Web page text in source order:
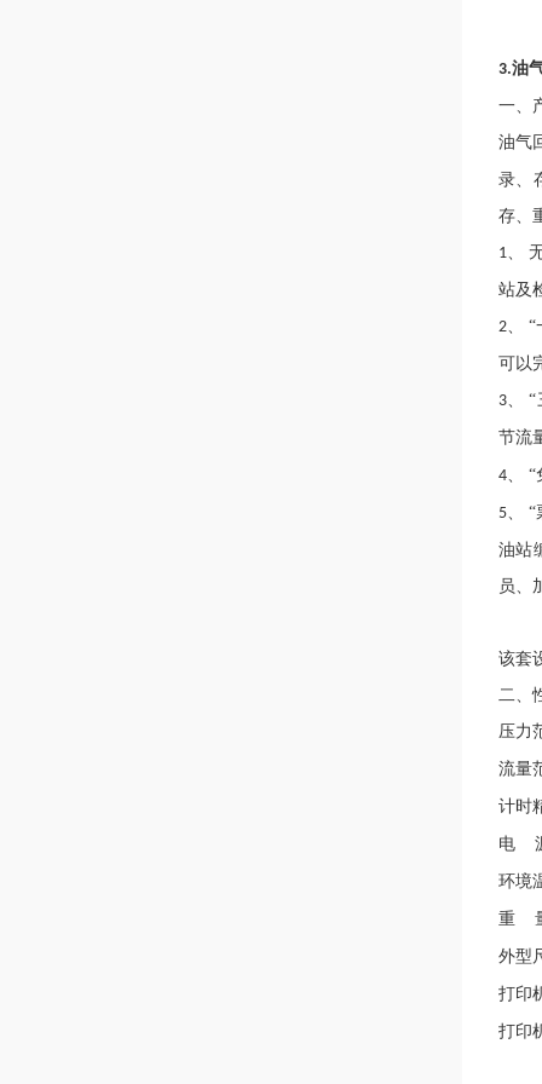
3.油
一、
油气
录、
存、
1、
站及
2、 “
可以
3、 “
节流
4、 “
5、 “
油站
员、
该套
二、
压力
流量
计时
电
环境
重
外型
打印
打印